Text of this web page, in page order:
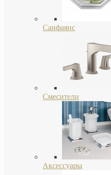
Санфаянс
Смесители
Аксессуары